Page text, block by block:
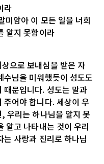
라
미암아 이 모든 일을 너희
알지 못함이라
으로 보내심을 받은 자
님을 미워했듯이 성도도
때문입니다. 성도는 말과
어야 합니다. 세상이 우
우리는 하나님을 알지 못
알고 나타내는 것이 우리
사랑과 진리로 하나님